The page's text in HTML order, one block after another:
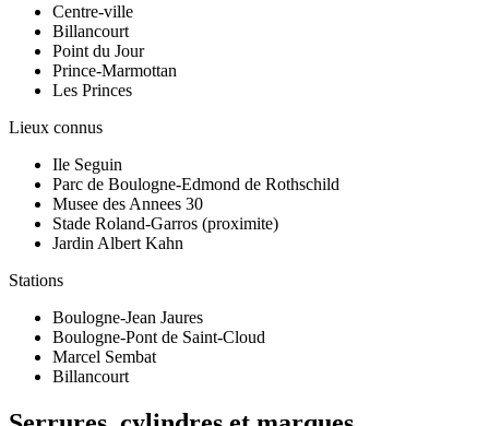
Centre-ville
Billancourt
Point du Jour
Prince-Marmottan
Les Princes
Lieux connus
Ile Seguin
Parc de Boulogne-Edmond de Rothschild
Musee des Annees 30
Stade Roland-Garros (proximite)
Jardin Albert Kahn
Stations
Boulogne-Jean Jaures
Boulogne-Pont de Saint-Cloud
Marcel Sembat
Billancourt